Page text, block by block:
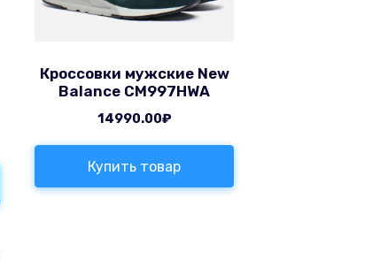
Кроссовки мужские New
Balance CM997HWA
14990.00₽
Купить товар